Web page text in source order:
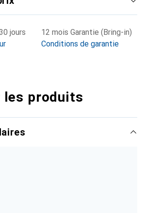
jours
12 mois Garantie (Bring-in)
Conditions de garantie
les produits